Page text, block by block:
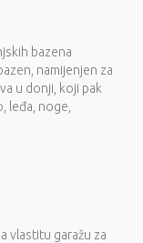
bazena
namijenjen za
u donji, koji pak
leđa, noge,
vlastitu garažu za